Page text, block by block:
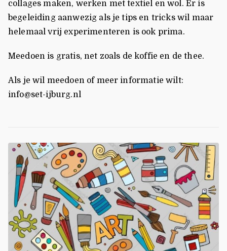
collages maken, werken met textiel en wol. Er is
begeleiding aanwezig als je tips en tricks wil maar
helemaal vrij experimenteren is ook prima.
Meedoen is gratis, net zoals de koffie en de thee.
Als je wil meedoen of meer informatie wilt:
info@set-ijburg.nl